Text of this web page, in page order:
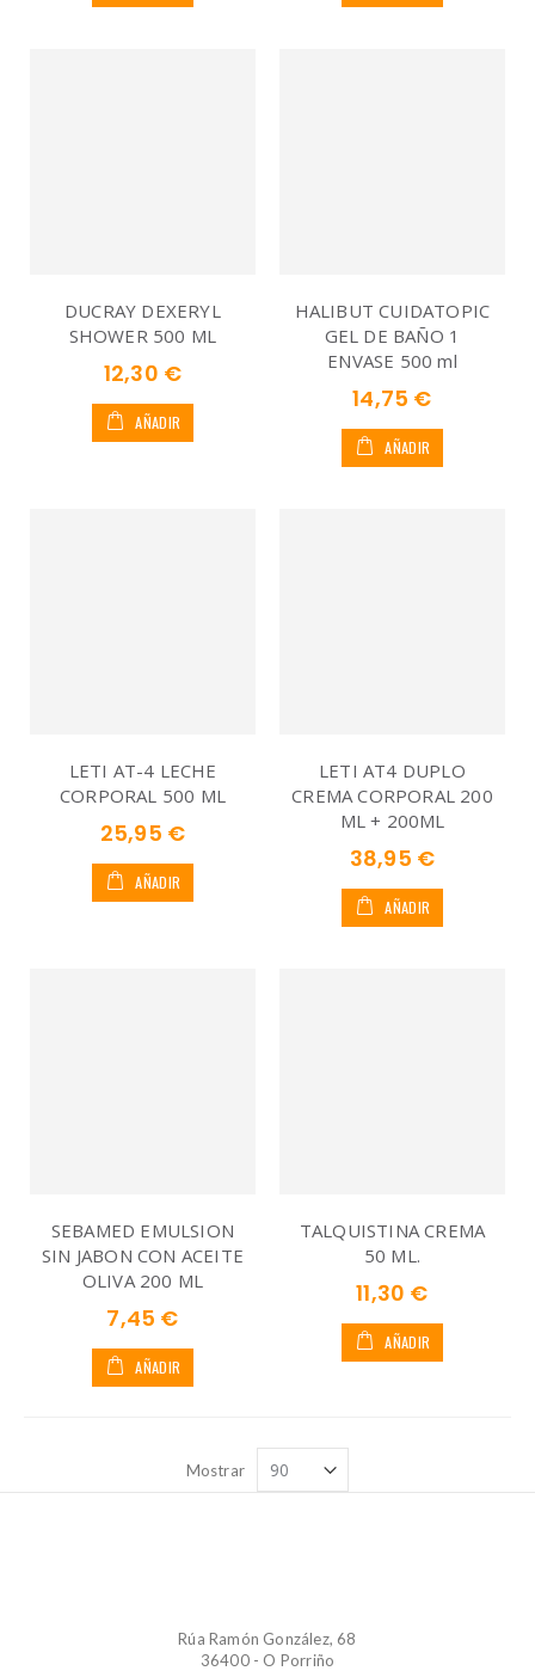
DUCRAY DEXERYL
SHOWER 500 ML
12,30 €
AÑADIR
HALIBUT CUIDATOPIC
GEL DE BAÑO 1
ENVASE 500 ml
14,75 €
AÑADIR
LETI AT-4 LECHE
CORPORAL 500 ML
25,95 €
AÑADIR
LETI AT4 DUPLO
CREMA CORPORAL 200
ML + 200ML
38,95 €
AÑADIR
SEBAMED EMULSION
SIN JABON CON ACEITE
OLIVA 200 ML
7,45 €
AÑADIR
TALQUISTINA CREMA
50 ML.
11,30 €
AÑADIR
Mostrar
Rúa Ramón González, 68
36400 - O Porriño